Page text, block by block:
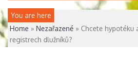
You are here
Home » Nezařazené » Chcete hypotéku
registrech dlužníků?